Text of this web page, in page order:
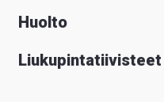
Huolto
Liukupintatiivisteet